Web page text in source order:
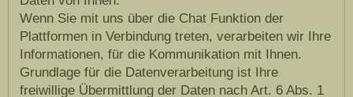
Wenn Sie mit uns über die Chat Funktion der
Plattformen in Verbindung treten, verarbeiten wir Ihre
Informationen, für die Kommunikation mit Ihnen.
Grundlage für die Datenverarbeitung ist Ihre
freiwillige Übermittlung der Daten nach Art. 6 Abs. 1